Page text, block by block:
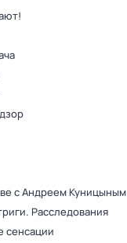
с Андреем Куницыным
Расследования
сенсации